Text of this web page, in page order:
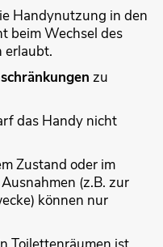
Handynutzung in den
beim Wechsel des
erlaubt.
zu
das Handy nicht
Zustand oder im
(z.B. zur
können nur